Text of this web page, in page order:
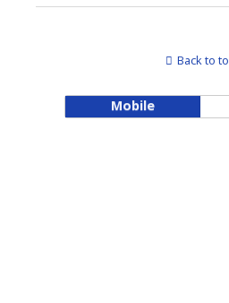
Back to
Mobile